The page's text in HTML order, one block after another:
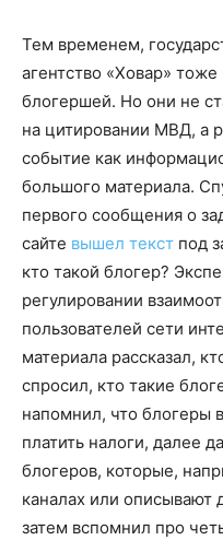
Тем временем,
агентство «Ховар»
блогершей. Но они не
на цитировании МВД, а
событие как
большого материала.
первого сообщения о
сайте вышел текст под
кто такой блогер?
регулировании
пользователей сети
материала рассказал,
спросил, кто такие
напомнил, что блогеры
платить налоги, далее
блогеров, которые,
каналах или описывают
затем вспомнил про